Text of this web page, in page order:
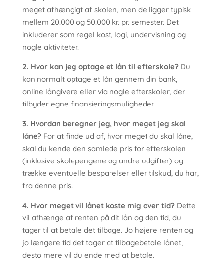
meget afhængigt af skolen, men de ligger typisk
mellem 20.000 og 50.000 kr. pr. semester. Det
inkluderer som regel kost, logi, undervisning og
nogle aktiviteter.
2. Hvor kan jeg optage et lån til efterskole?Du
kan normalt optage et lån gennem din bank,
online långivere eller via nogle efterskoler, der
tilbyder egne finansieringsmuligheder.
3. Hvordan beregner jeg, hvor meget jeg skal
låne?For at finde ud af, hvor meget du skal låne,
skal du kende den samlede pris for efterskolen
(inklusive skolepengene og andre udgifter) og
trække eventuelle besparelser eller tilskud, du har,
fra denne pris.
4. Hvor meget vil lånet koste mig over tid?Dette
vil afhænge af renten på dit lån og den tid, du
tager til at betale det tilbage. Jo højere renten og
jo længere tid det tager at tilbagebetale lånet,
desto mere vil du ende med at betale.